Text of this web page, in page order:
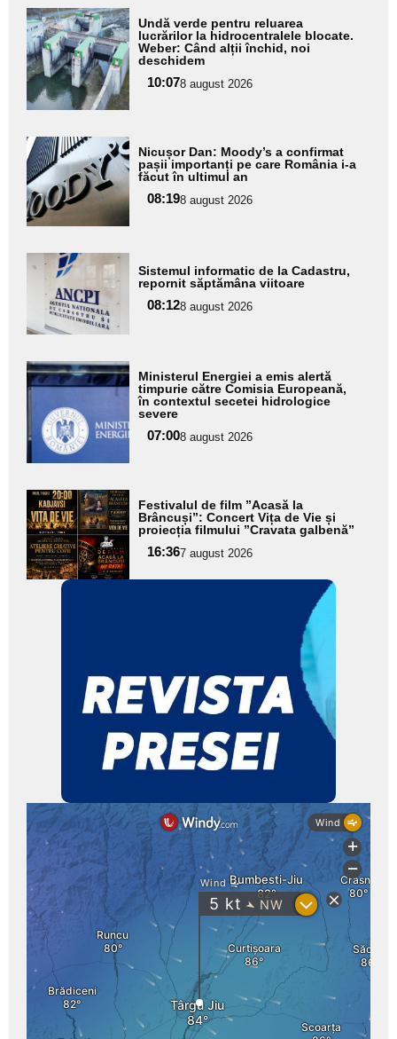
Adaugă
aici textul
pentru
subtitlu
Undă verde pentru reluarea
lucrărilor la hidrocentralele blocate.
Weber: Când alții închid, noi
deschidem
10:078 august 2026
Adaugă
aici textul
pentru
subtitlu
Nicușor Dan: Moody’s a confirmat
pașii importanți pe care România i-a
făcut în ultimul an
08:198 august 2026
Adaugă
aici textul
pentru
subtitlu
Sistemul informatic de la Cadastru,
repornit săptămâna viitoare
08:128 august 2026
Adaugă
aici textul
pentru
subtitlu
Ministerul Energiei a emis alertă
timpurie către Comisia Europeană,
în contextul secetei hidrologice
severe
07:008 august 2026
Adaugă
aici textul
pentru
subtitlu
Festivalul de film ”Acasă la
Brâncuși”: Concert Vița de Vie și
proiecția filmului ”Cravata galbenă”
16:367 august 2026